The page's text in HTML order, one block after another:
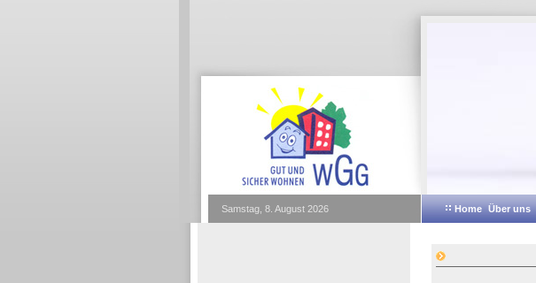
Samstag, 8. August 2026 HomeÜber uns